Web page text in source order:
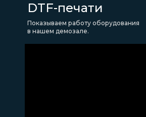
Показываем работу оборудования
в нашем демозале.
DTF-печати